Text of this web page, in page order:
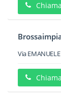
Chiama
Via
Chiama